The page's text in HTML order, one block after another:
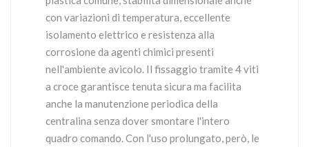
con variazioni di temperatura, eccellente
isolamento elettrico e resistenza alla
corrosione da agenti chimici presenti
nell'ambiente avicolo. Il fissaggio tramite 4 viti
a croce garantisce tenuta sicura ma facilita
anche la manutenzione periodica della
centralina senza dover smontare l'intero
quadro comando. Con l'uso prolungato, però, le